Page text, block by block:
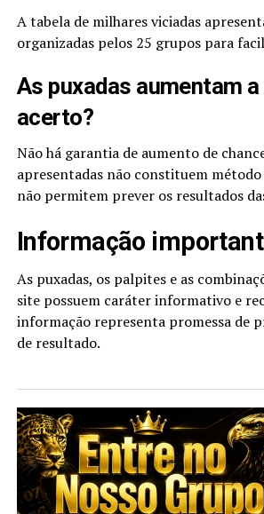
A tabela de milhares viciadas
organizadas pelos 25 grupos para
As puxadas aumentam
acerto?
Não há garantia de aumento de
apresentadas não constituem
não permitem prever os resultados
Informação
As puxadas, os palpites e as
site possuem caráter informativo e
informação representa promessa de
de resultado.